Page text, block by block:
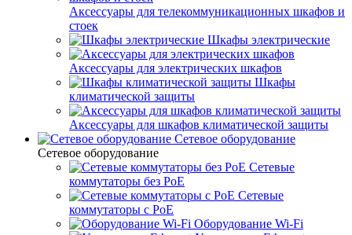
Аксессуары для телекоммуникационных шкафов и
стоек
Шкафы электрические
Аксессуары для электрических шкафов
Шкафы
климатической защиты
Аксессуары для шкафов климатической защиты
Сетевое оборудование
Сетевое оборудование
Сетевые
коммутаторы без PoE
Сетевые
коммутаторы с PoE
Оборудование Wi-Fi